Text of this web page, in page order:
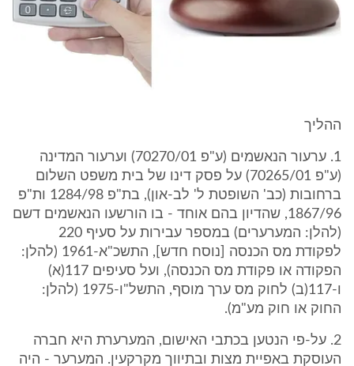
ההליך
1. ערעור הנאשמים (ע"פ 70270/01) וערעור המדינה
(ע"פ 70265/01) על פסק דינו של בית משפט השלום
ברחובות (כב' השופטת ל' לב-און), בת"פ 1284/98 ות"פ
1867/96, שהדיון בהם אוחד - בו הורשעו הנאשמים דשם
(להלן: המערערים) במספר עבירות על סעיף 220
לפקודת מס הכנסה [נוסח חדש], התשכ"א-1961 (להלן:
הפקודה או פקודת מס הכנסה), ועל סעיפים 117(א)
ו-117(ב) לחוק מס ערך מוסף, התשל"ו-1975 (להלן:
החוק או חוק מע"מ).
2. על-פי הנטען בכתבי האישום, המערערת היא חברה
העוסקת באפיית מצות ובתיווך מקרקעין. המערער - היה